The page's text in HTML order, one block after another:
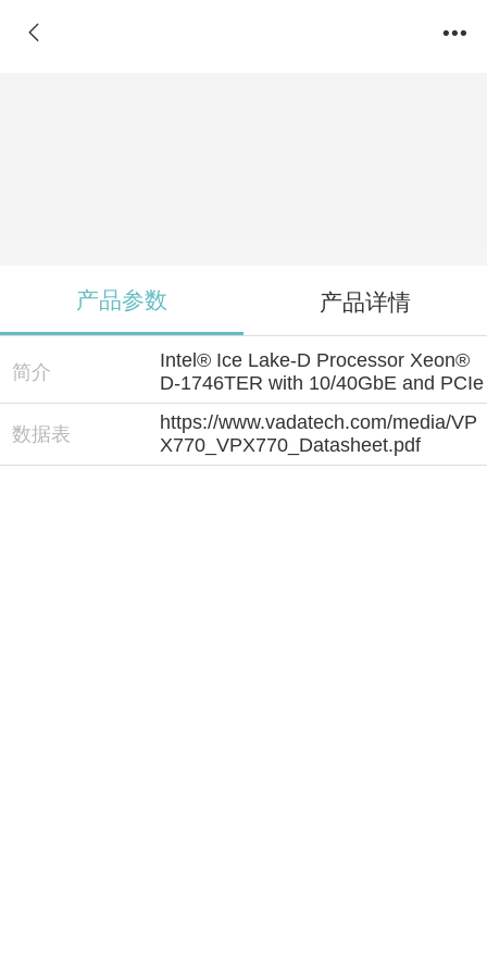
产品参数 产品详情
简介
Intel® Ice Lake-D Processor Xeon®
D-1746TER with 10/40GbE and PCIe
数据表
https://www.vadatech.com/media/VP
X770_VPX770_Datasheet.pdf